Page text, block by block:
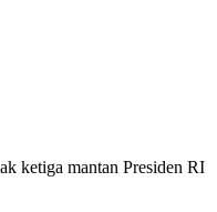
ketiga mantan Presiden RI